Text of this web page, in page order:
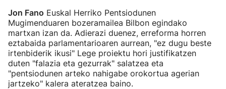
Jon Fano Euskal Herriko Pentsiodunen
Mugimenduaren bozeramailea Bilbon egindako
martxan izan da. Adierazi duenez, erreforma horren
eztabaida parlamentarioaren aurrean, "ez dugu beste
irtenbiderik ikusi" Lege proiektu hori justifikatzen
duten "falazia eta gezurrak" salatzea eta
"pentsiodunen arteko nahigabe orokortua agerian
jartzeko" kalera ateratzea baino.